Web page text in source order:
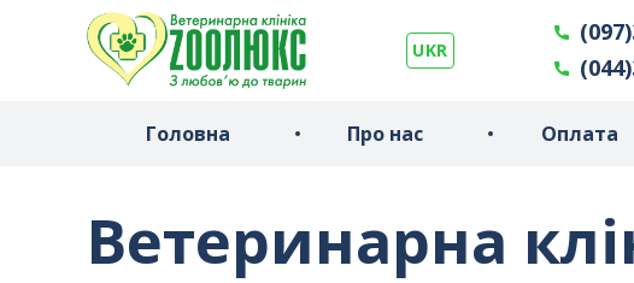
UKR
Головна Про нас Оплата
Ветеринарна